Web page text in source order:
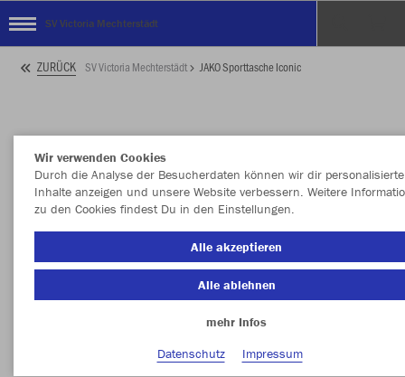
SV Victoria Mechterstädt
ZURÜCK SV Victoria Mechterstädt JAKO Sporttasche Iconic
Wir verwenden Cookies
Durch die Analyse der Besucherdaten können wir dir personalisierte
Inhalte anzeigen und unsere Website verbessern. Weitere
zu den Cookies findest Du in den Einstellungen.
Alle akzeptieren
Alle ablehnen
mehr Infos
Datenschutz
Impressum